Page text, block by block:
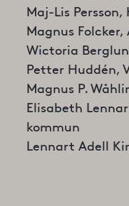
Maj-Lis
Magnus
Wictoria
Petter Huddén,
Magnus P.
Elisabeth
kommun
Lennart Adell